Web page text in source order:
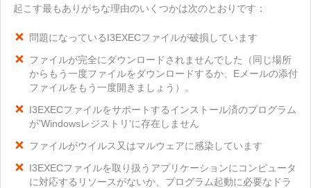
起こす最もありがちな理由のいくつかは次のとおりです：
問題になっているI3EXECファイルが破損しています
ファイルが完全にダウンロードされませんでした（同じ場所
からもう一度ファイルをダウンロードするか、Eメールの添付
ファイルをもう一度開きましょう）。
I3EXECファイルをサポートするインストール済のプログラム
が'Windowsレジストリ'に存在しません
ファイルがウイルス又はマルウェアに感染しています
I3EXECファイルを取り扱うアプリケーションにコンピュータ
に対応するリソースがないか、プログラム起動に必要なドラ